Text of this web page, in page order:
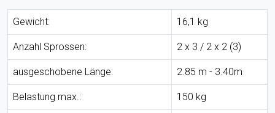
Gewicht: 16,1 kg
Anzahl Sprossen: 2 x 3 / 2 x 2 (3)
ausgeschobene Länge: 2.85 m - 3.40m
Belastung max.: 150 kg